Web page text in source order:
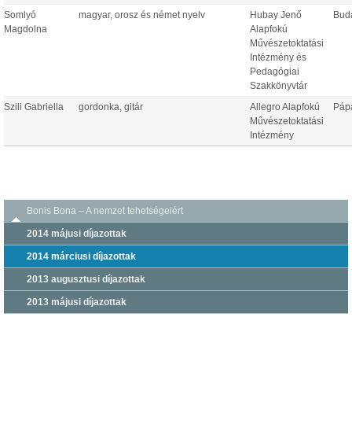
Somlyó
Magdolna
magyar, orosz és német nyelv
Hubay Jenő
Alapfokú
Művészetoktatási
Intézmény és
Pedagógiai
Szakkönyvtár
Szili Gabriella gordonka, gitár
Allegro Alapfokú
Művészetoktatási
Intézmény
Bonis Bona – A nemzet tehetségeiért
2014 májusi díjazottak
2014 márciusi díjazottak
2013 augusztusi díjazottak
2013 májusi díjazottak